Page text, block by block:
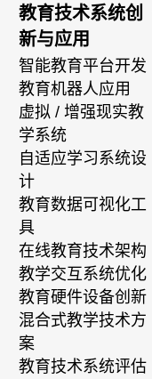
教育技术系统创
新与应用
智能教育平台开发
教育机器人应用
虚拟 / 增强现实教
学系统
自适应学习系统设
计
教育数据可视化工
具
在线教育技术架构
教学交互系统优化
教育硬件设备创新
混合式教学技术方
案
教育技术系统评估